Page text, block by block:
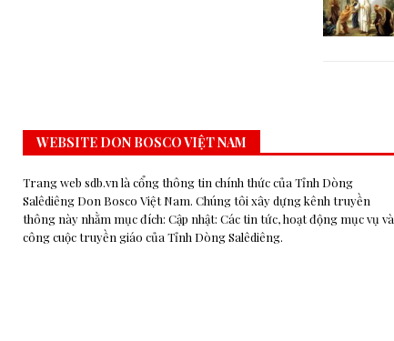
WEBSITE DON BOSCO VIỆT NAM
Trang web sdb.vn là cổng thông tin chính thức của Tỉnh Dòng
Salêdiêng Don Bosco Việt Nam. Chúng tôi xây dựng kênh truyền
thông này nhằm mục đích: Cập nhật: Các tin tức, hoạt động mục vụ và
công cuộc truyền giáo của Tỉnh Dòng Salêdiêng.